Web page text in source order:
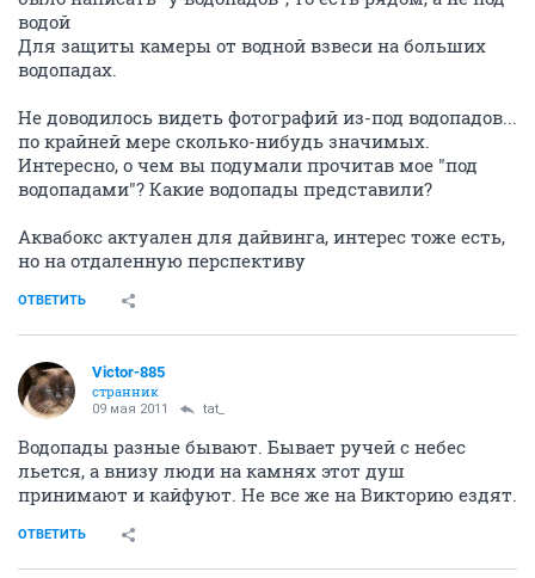
водой
Для защиты камеры от водной взвеси на больших
водопадах.
Не доводилось видеть фотографий из-под водопадов...
по крайней мере сколько-нибудь значимых.
Интересно, о чем вы подумали прочитав мое "под
водопадами"? Какие водопады представили?
Аквабокс актуален для дайвинга, интерес тоже есть,
но на отдаленную перспективу
ОТВЕТИТЬ
Victor-885
странник
09 мая 2011 tat_
Водопады разные бывают. Бывает ручей с небес
льется, а внизу люди на камнях этот душ
принимают и кайфуют. Не все же на Викторию ездят.
ОТВЕТИТЬ